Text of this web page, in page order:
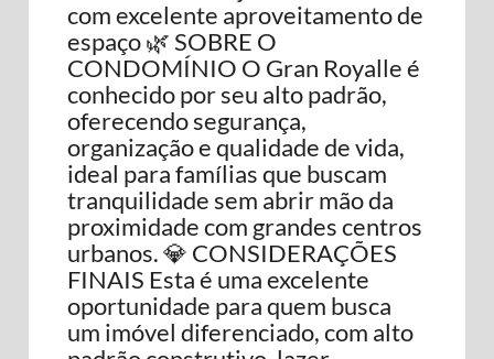
com excelente aproveitamento de
espaço 🌿 SOBRE O
CONDOMÍNIO O Gran Royalle é
conhecido por seu alto padrão,
oferecendo segurança,
organização e qualidade de vida,
ideal para famílias que buscam
tranquilidade sem abrir mão da
proximidade com grandes centros
urbanos. 💎 CONSIDERAÇÕES
FINAIS Esta é uma excelente
oportunidade para quem busca
um imóvel diferenciado, com alto